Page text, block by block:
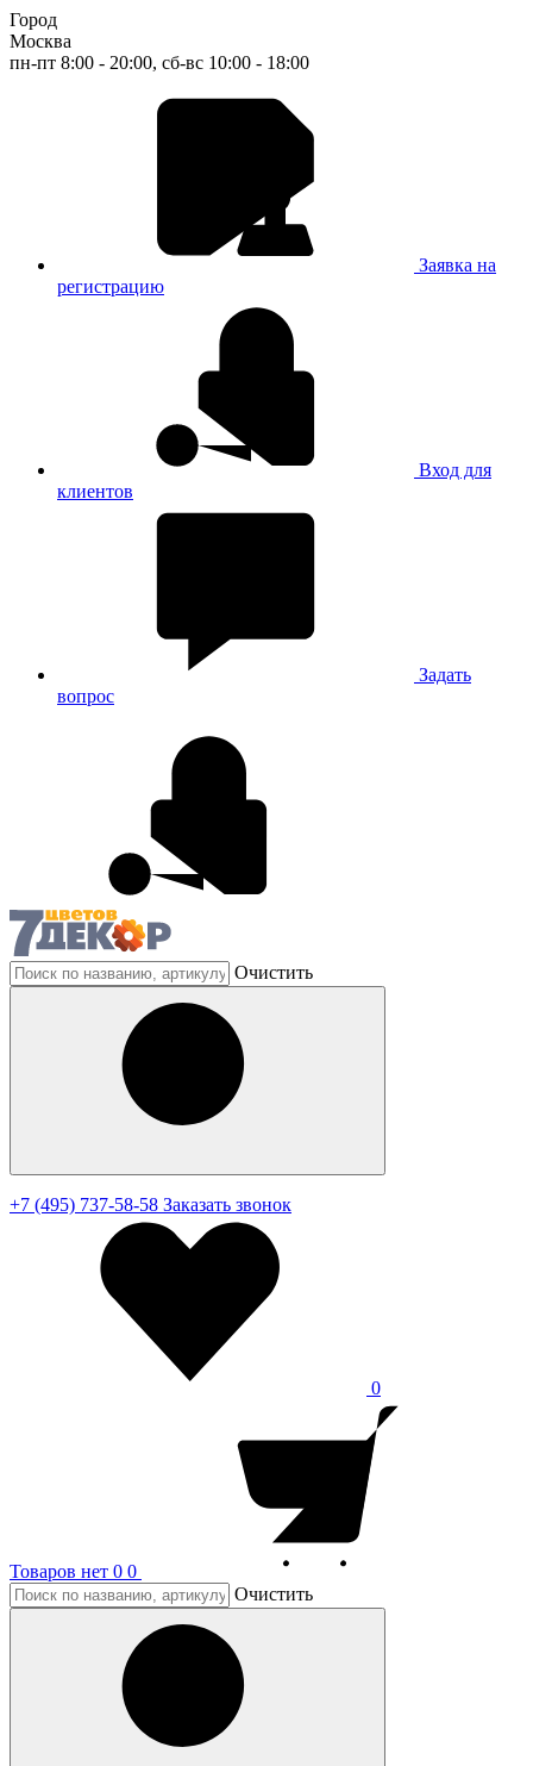
Город
Москва
пн-пт 8:00 - 20:00, сб-вс 10:00 - 18:00
Заявка на
регистрацию
Вход для
клиентов
Задать
вопрос
Очистить
+7 (495) 737-58-58 Заказать звонок
0
Товаров нет 0 0
Очистить